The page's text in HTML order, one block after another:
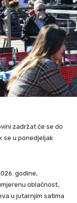
zadržat će se do
se u ponedjeljak
godine,
oblačnost,
u jutarnjim satima